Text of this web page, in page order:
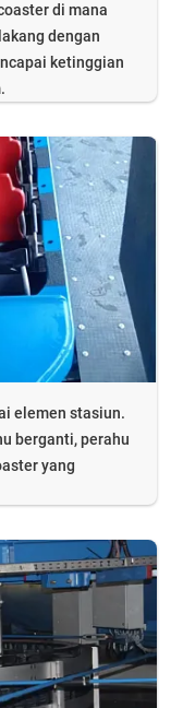
di mana
dengan
ketinggian
elemen stasiun.
berganti, perahu
yang